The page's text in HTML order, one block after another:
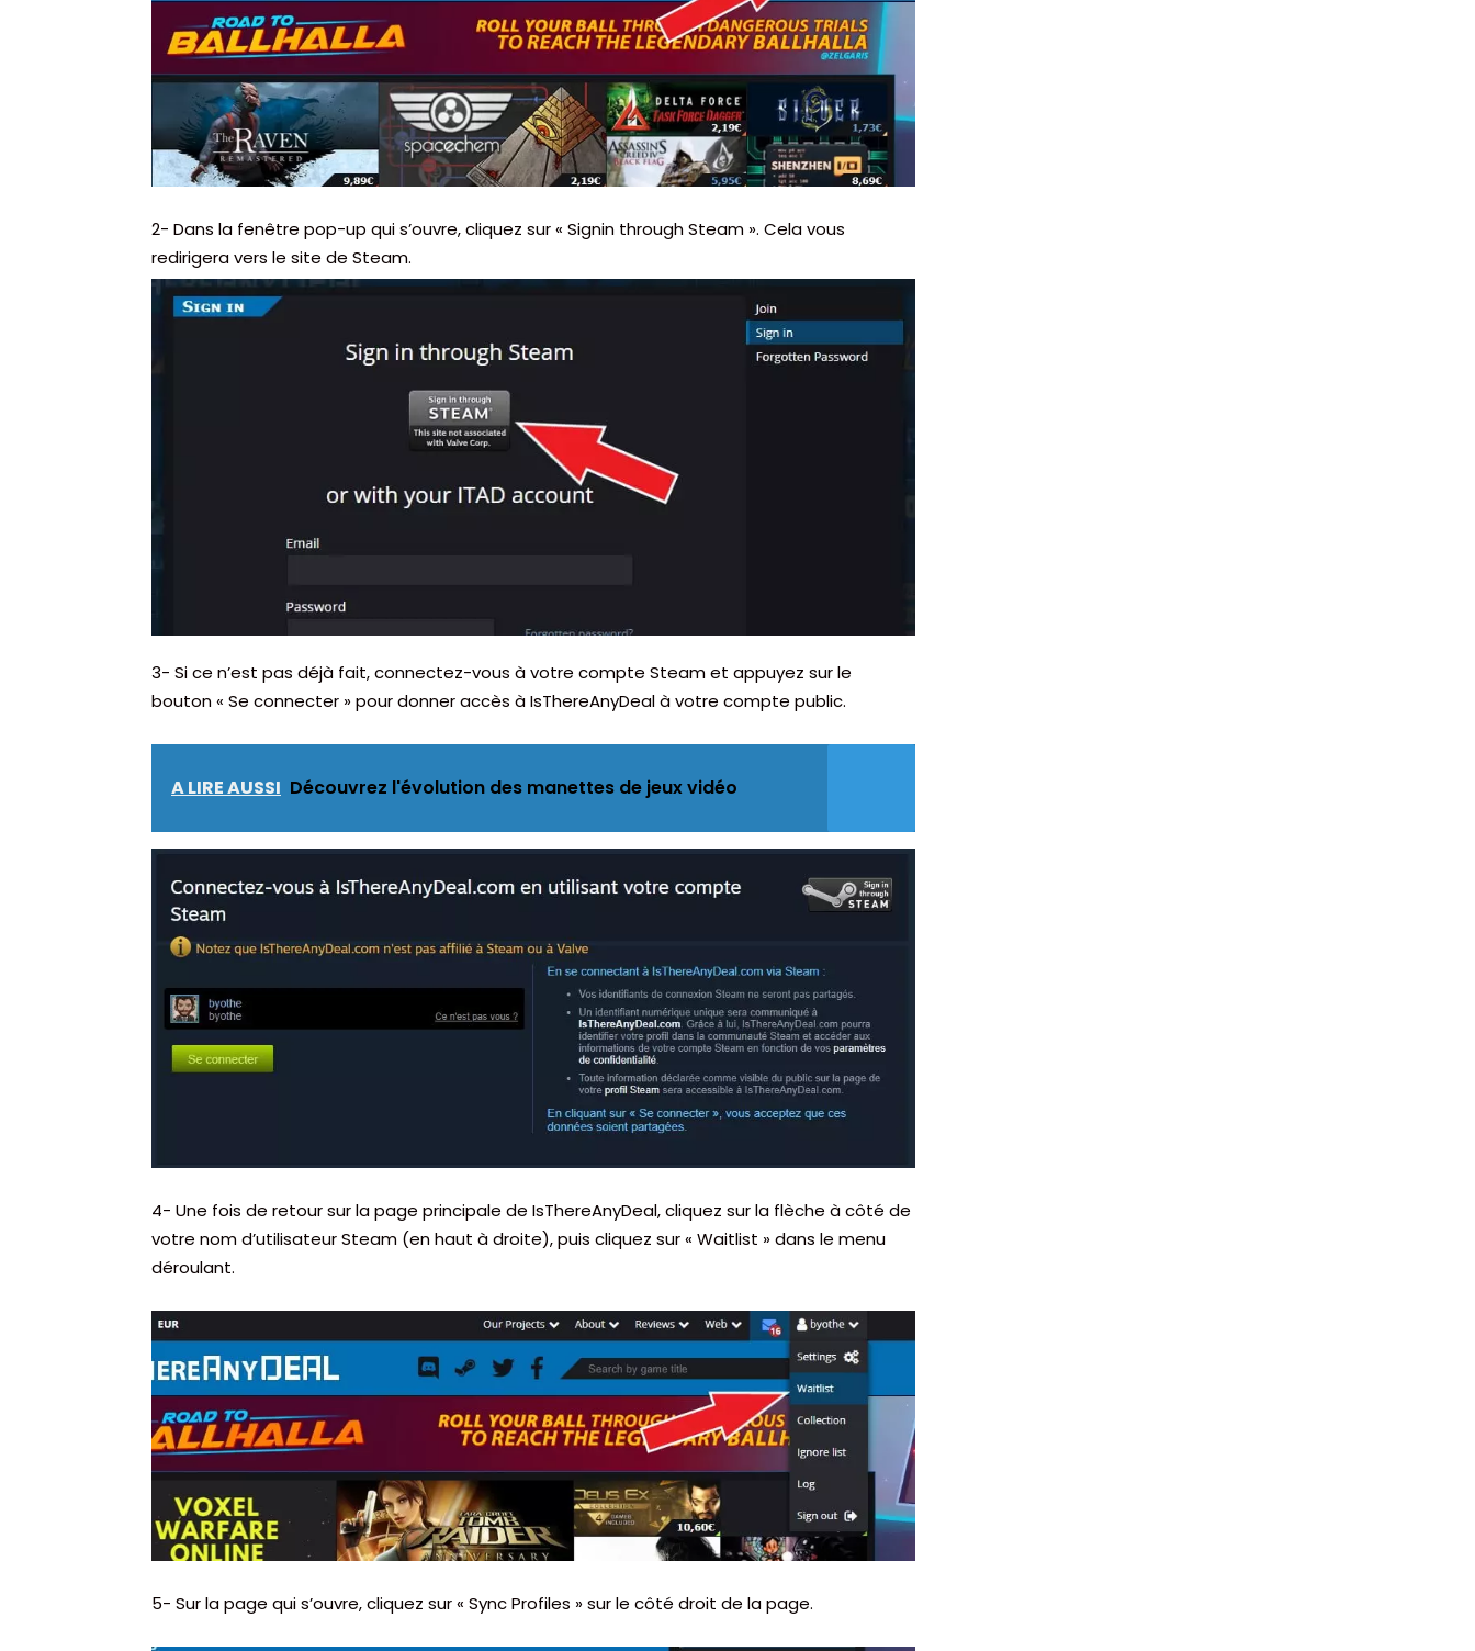
2- Dans la fenêtre pop-up qui s’ouvre, cliquez sur « Signin through Steam ». Cela vous
redirigera vers le site de Steam.
3- Si ce n’est pas déjà fait, connectez-vous à votre compte Steam et appuyez sur le
bouton « Se connecter » pour donner accès à IsThereAnyDeal à votre compte public.
A LIRE AUSSI Découvrez l'évolution des manettes de jeux vidéo
4- Une fois de retour sur la page principale de IsThereAnyDeal, cliquez sur la flèche à côté de
votre nom d’utilisateur Steam (en haut à droite), puis cliquez sur « Waitlist » dans le menu
déroulant.
5- Sur la page qui s’ouvre, cliquez sur « Sync Profiles » sur le côté droit de la page.